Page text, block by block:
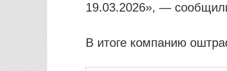
19.03.2026», —
В итоге компанию